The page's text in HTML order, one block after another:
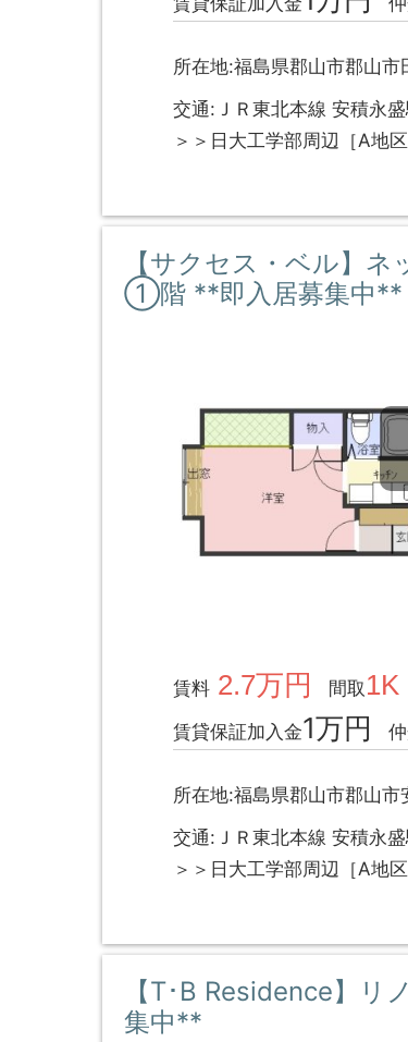
所在地:福島県郡山市郡山
交通:ＪＲ東北本線 安積永
＞＞日大工学部周辺［A地
【サクセス・ベル】
①階 **即入居募集中**
賃料2.7万円 間取 1K
賃貸保証加入金1万円
所在地:福島県郡山市郡山
交通:ＪＲ東北本線 安積永
＞＞日大工学部周辺［A地
【T･B Residence】
集中**